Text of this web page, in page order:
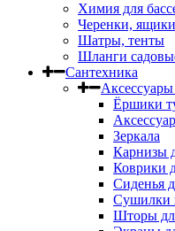
Химия для
Черенки,
Шатры, тенты
Шланги
Сантехника
Ёршики
Зеркала
Карнизы
Коврики
Сиденья
Сушилки
Шторы